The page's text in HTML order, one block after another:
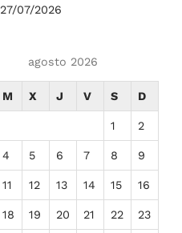
27/07/2026
agosto 2026
M X J V S D
1 2
4 5 6 7 8 9
11 12 13 14 15 16
18 19 20 21 22 23